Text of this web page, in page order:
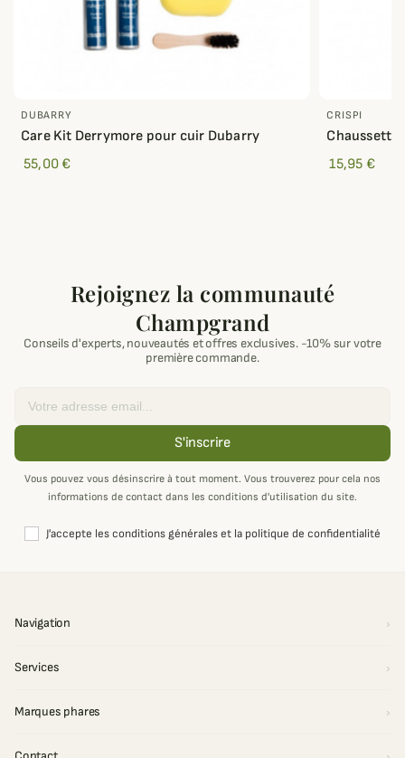
DUBARRY
Care Kit Derrymore pour cuir Dubarry
55,00 €
CRISPI
15,95 €
Rejoignez la communauté
Champgrand
Conseils d'experts, nouveautés et offres exclusives. -10% sur votre
première commande.
S'inscrire
Vous pouvez vous désinscrire à tout moment. Vous trouverez pour cela nos
informations de contact dans les conditions d'utilisation du site.
J'accepte les conditions générales et la politique de confidentialité
Navigation
Services
Marques phares